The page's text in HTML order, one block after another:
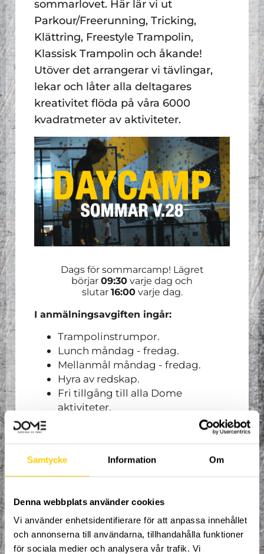
Samtycke Information Om
Denna webbplats använder cookies
Vi använder enhetsidentifierare för att anpassa innehållet
och annonserna till användarna, tillhandahålla funktioner
för sociala medier och analysera vår trafik. Vi
sommarlovet. Här lär vi ut
Parkour/Freerunning, Tricking,
Klättring, Freestyle Trampolin,
Klassisk Trampolin och åkande!
Utöver det arrangerar vi tävlingar,
lekar och låter alla deltagares
kreativitet flöda på våra 6000
kvadratmeter av aktiviteter.
Dags för sommarcamp! Lägret
börjar 09:30 varje dag och
slutar 16:00varje dag.
I anmälningsavgiften ingår:
Trampolinstrumpor.
Lunch måndag - fredag.
Mellanmål måndag - fredag.
Hyra av redskap.
Fri tillgång till alla Dome
aktiviteter.
Organiserad och spontan träning.
Goodiebag till värde av 500kr!
butik vid receptionen där alla kan köpa
valfria tröjor. I anmälningsformuläret står
det att deltagaren ska ange tröjstorlek,
detta begärs på grund av att kunna dra